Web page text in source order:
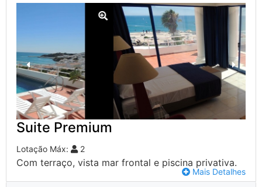
Suite Premium
Lotação Máx: 2
Com terraço, vista mar frontal e piscina privativa.
Mais Detalhes